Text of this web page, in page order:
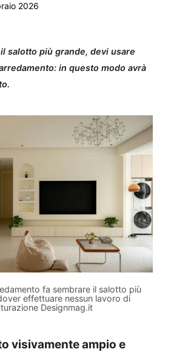
2026
salotto più grande, devi usare
in questo modo avrà
fa sembrare il salotto più
effettuare nessun lavoro di
Designmag.it
visivamente ampio e